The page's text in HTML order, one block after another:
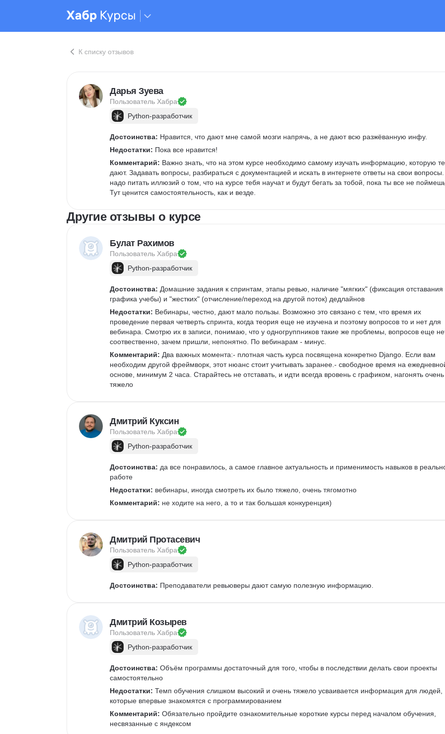
К списку отзывов
Дарья Зуева
Пользователь Хабра
Python-разработчик
Достоинства: Нравится, что дают мне самой мозги напрячь, а не дают всю разжёванную инфу.
Недостатки: Пока все нравится!
Комментарий: Важно знать, что на этом курсе необходимо самому изучать информацию, которую
дают. Задавать вопросы, разбираться с документацией и искать в интернете ответы на свои
надо питать иллюзий о том, что на курсе тебя научат и будут бегать за тобой, пока ты все не
Тут ценится самостоятельность, как и везде.
Другие отзывы о курсе
Булат Рахимов
Пользователь Хабра
Python-разработчик
Достоинства: Домашние задания к спринтам, этапы ревью, наличие "мягких" (фиксация
графика учебы) и "жестких" (отчисление/переход на другой поток) дедлайнов
Недостатки: Вебинары, честно, дают мало пользы. Возможно это связано с тем, что время их
проведение первая четверть спринта, когда теория еще не изучена и поэтому вопросов то и нет для
вебинара. Смотрю их в записи, понимаю, что у одногруппников такие же проблемы, вопросов еще
соотвественно, зачем пришли, непонятно. По вебинарам - минус.
Комментарий: Два важных момента:- плотная часть курса посвящена конкретно Django. Если вам
необходим другой фреймворк, этот нюанс стоит учитывать заранее.- свободное время на
основе, минимум 2 часа. Старайтесь не отставать, и идти всегда вровень с графиком, нагонять
тяжело
Дмитрий Куксин
Пользователь Хабра
Python-разработчик
Достоинства: да все понравилось, а самое главное актуальность и применимость навыков в
работе
Недостатки: вебинары, иногда смотреть их было тяжело, очень тягомотно
Комментарий: не ходите на него, а то и так большая конкуренция)
Дмитрий Протасевич
Пользователь Хабра
Python-разработчик
Достоинства: Преподаватели ревьюверы дают самую полезную информацию.
Дмитрий Козырев
Пользователь Хабра
Python-разработчик
Достоинства: Объём программы достаточный для того, чтобы в последствии делать свои проекты
самостоятельно
Недостатки: Темп обучения слишком высокий и очень тяжело усваивается информация для людей,
которые впервые знакомятся с программированием
Комментарий: Обязательно пройдите ознакомительные короткие курсы перед началом обучения,
несвязанные с яндексом